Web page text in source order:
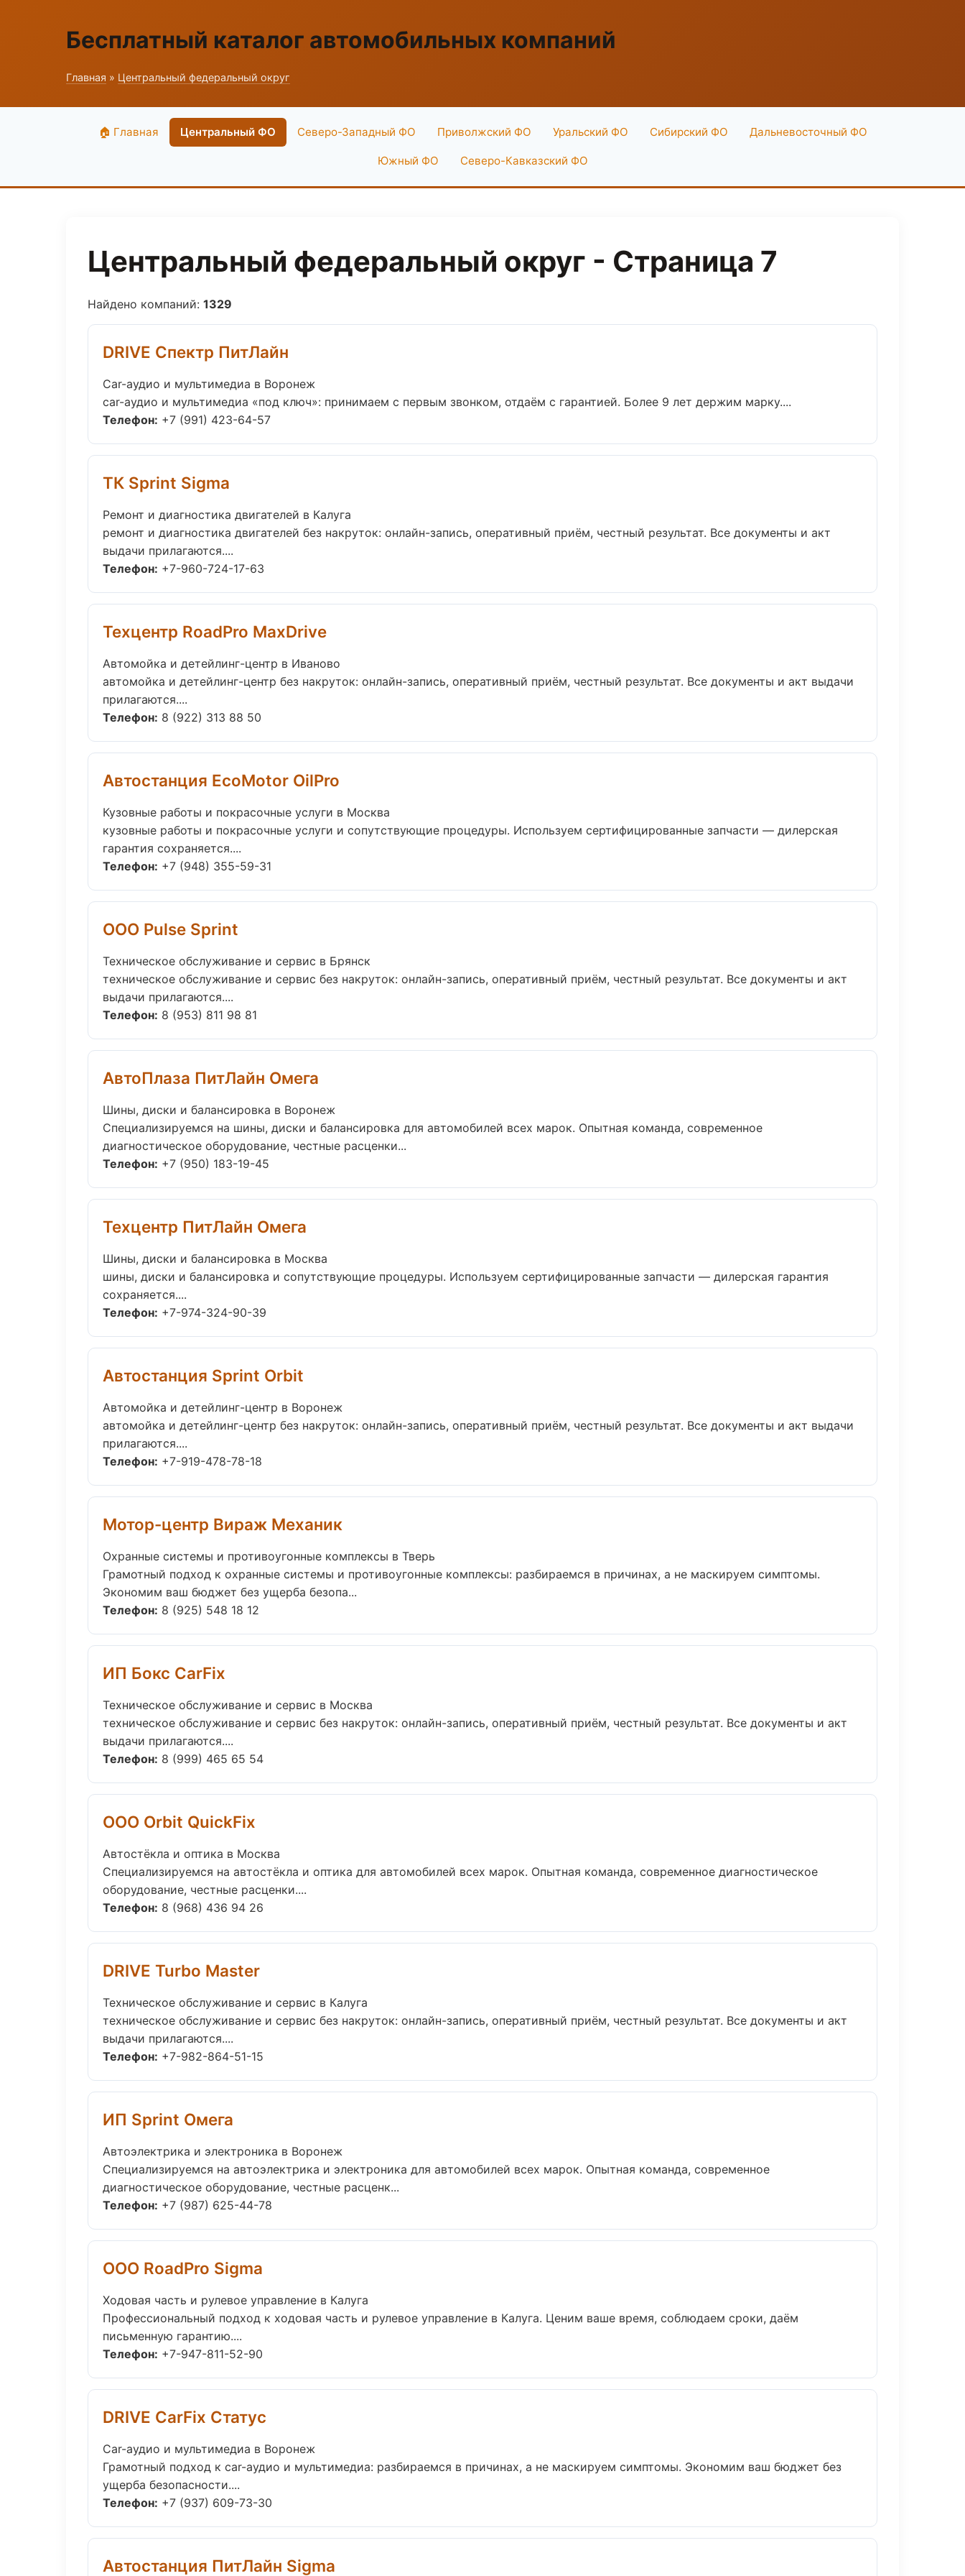
Бесплатный каталог автомобильных компаний
Главная » Центральный федеральный округ
🏠 Главная Центральный ФО Северо-Западный ФО Приволжский ФО Уральский ФО Сибирский ФО Дальневосточный ФО
Южный ФО Северо-Кавказский ФО
Центральный федеральный округ - Страница 7
Найдено компаний: 1329
DRIVE Спектр ПитЛайн
Car-аудио и мультимедиа в Воронеж
car-аудио и мультимедиа «под ключ»: принимаем с первым звонком, отдаём с гарантией. Более 9 лет держим марку....
Телефон: +7 (991) 423-64-57
ТК Sprint Sigma
Ремонт и диагностика двигателей в Калуга
ремонт и диагностика двигателей без накруток: онлайн-запись, оперативный приём, честный результат. Все документы и акт
выдачи прилагаются....
Телефон: +7-960-724-17-63
Техцентр RoadPro MaxDrive
Автомойка и детейлинг-центр в Иваново
автомойка и детейлинг-центр без накруток: онлайн-запись, оперативный приём, честный результат. Все документы и акт выдачи
прилагаются....
Телефон: 8 (922) 313 88 50
Автостанция EcoMotor OilPro
Кузовные работы и покрасочные услуги в Москва
кузовные работы и покрасочные услуги и сопутствующие процедуры. Используем сертифицированные запчасти — дилерская
гарантия сохраняется....
Телефон: +7 (948) 355-59-31
ООО Pulse Sprint
Техническое обслуживание и сервис в Брянск
техническое обслуживание и сервис без накруток: онлайн-запись, оперативный приём, честный результат. Все документы и акт
выдачи прилагаются....
Телефон: 8 (953) 811 98 81
АвтоПлаза ПитЛайн Омега
Шины, диски и балансировка в Воронеж
Специализируемся на шины, диски и балансировка для автомобилей всех марок. Опытная команда, современное
диагностическое оборудование, честные расценки...
Телефон: +7 (950) 183-19-45
Техцентр ПитЛайн Омега
Шины, диски и балансировка в Москва
шины, диски и балансировка и сопутствующие процедуры. Используем сертифицированные запчасти — дилерская гарантия
сохраняется....
Телефон: +7-974-324-90-39
Автостанция Sprint Orbit
Автомойка и детейлинг-центр в Воронеж
автомойка и детейлинг-центр без накруток: онлайн-запись, оперативный приём, честный результат. Все документы и акт выдачи
прилагаются....
Телефон: +7-919-478-78-18
Мотор-центр Вираж Механик
Охранные системы и противоугонные комплексы в Тверь
Грамотный подход к охранные системы и противоугонные комплексы: разбираемся в причинах, а не маскируем симптомы.
Экономим ваш бюджет без ущерба безопа...
Телефон: 8 (925) 548 18 12
ИП Бокс CarFix
Техническое обслуживание и сервис в Москва
техническое обслуживание и сервис без накруток: онлайн-запись, оперативный приём, честный результат. Все документы и акт
выдачи прилагаются....
Телефон: 8 (999) 465 65 54
ООО Orbit QuickFix
Автостёкла и оптика в Москва
Специализируемся на автостёкла и оптика для автомобилей всех марок. Опытная команда, современное диагностическое
оборудование, честные расценки....
Телефон: 8 (968) 436 94 26
DRIVE Turbo Master
Техническое обслуживание и сервис в Калуга
техническое обслуживание и сервис без накруток: онлайн-запись, оперативный приём, честный результат. Все документы и акт
выдачи прилагаются....
Телефон: +7-982-864-51-15
ИП Sprint Омега
Автоэлектрика и электроника в Воронеж
Специализируемся на автоэлектрика и электроника для автомобилей всех марок. Опытная команда, современное
диагностическое оборудование, честные расценк...
Телефон: +7 (987) 625-44-78
ООО RoadPro Sigma
Ходовая часть и рулевое управление в Калуга
Профессиональный подход к ходовая часть и рулевое управление в Калуга. Ценим ваше время, соблюдаем сроки, даём
письменную гарантию....
Телефон: +7-947-811-52-90
DRIVE CarFix Статус
Car-аудио и мультимедиа в Воронеж
Грамотный подход к car-аудио и мультимедиа: разбираемся в причинах, а не маскируем симптомы. Экономим ваш бюджет без
ущерба безопасности....
Телефон: +7 (937) 609-73-30
Автостанция ПитЛайн Sigma